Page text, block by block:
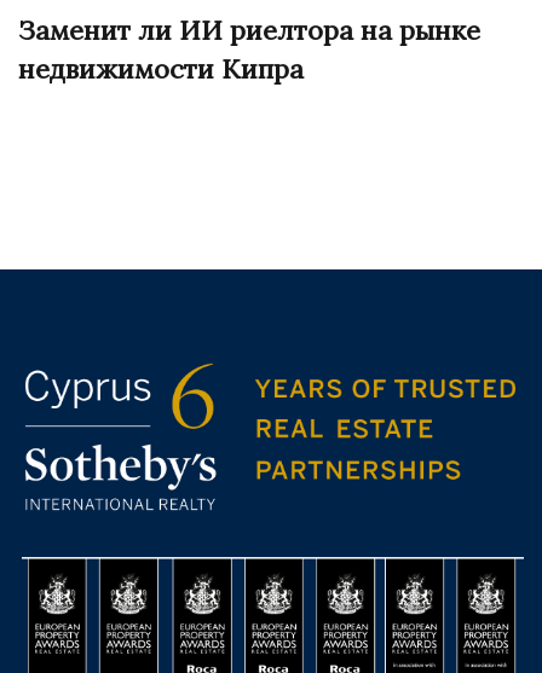
Заменит ли ИИ риелтора на рынке
недвижимости Кипра